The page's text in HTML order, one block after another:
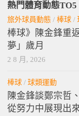
熱門體育動態TO5
旅外球員動態 / 棒球 /
棒球》陳金鋒重
夢」歲月
2 8 月, 2026
棒球 / 球類運動
陳金鋒談鄭宗哲
從努力中展現出